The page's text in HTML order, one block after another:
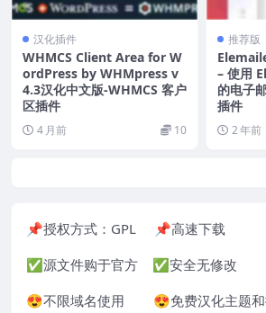
汉化插件
WHMCS Client Area for W
ordPress by WHMpress v
4.3汉化中文版-WHMCS 客户
区插件
4 月前 10
推荐版
– 使用
的电子
插件
2 年前
📌授权方式：GPL 📌高速下载
✅源文件购于官方 ✅安全无修改
😍不限域名使用 😍免费汉化主题和